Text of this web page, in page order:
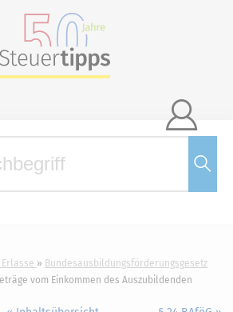

Bundesausbildungsförderungsgesetz
vom Einkommen des Auszubildenden